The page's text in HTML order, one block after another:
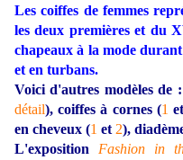
Les coiffes de femmes
les deux premières et du
chapeaux à la mode
et en turbans.
Voici d'autres modèles de :
détail), coiffes à cornes (1 et
en cheveux (1 et 2),
L'exposition
Fashion in